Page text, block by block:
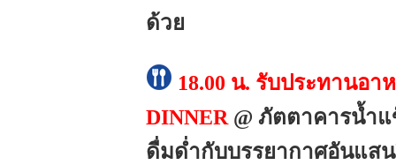
ด้วย
18.00 น. รับประทานอา
DINNER@ ภัตตาคารน้ำ
ดื่มด่ำกับบรรยากาศอันแส